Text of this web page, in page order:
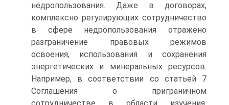
недропользования. Даже в договорах,
комплексно регулирующих сотрудничество
в сфере недропользования отражено
разграничение правовых режимов
освоения, использования и сохранения
энергетических и минеральных ресурсов.
Например, в соответствии со статьей 7
Соглашения о приграничном